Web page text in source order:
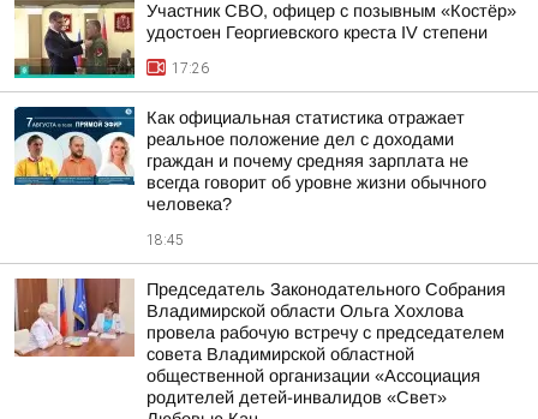
Участник СВО, офицер с позывным «Костёр»
удостоен Георгиевского креста IV степени
17:26
Как официальная статистика отражает
реальное положение дел с доходами
граждан и почему средняя зарплата не
всегда говорит об уровне жизни обычного
человека?
18:45
Председатель Законодательного Собрания
Владимирской области Ольга Хохлова
провела рабочую встречу с председателем
совета Владимирской областной
общественной организации «Ассоциация
родителей детей-инвалидов «Свет»